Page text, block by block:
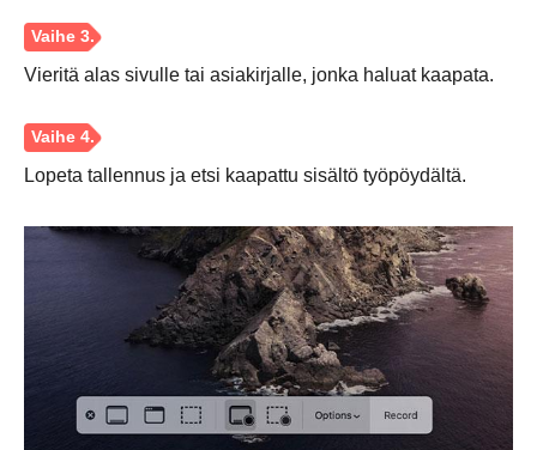
Vieritä alas sivulle tai asiakirjalle, jonka haluat kaapata.
Lopeta tallennus ja etsi kaapattu sisältö työpöydältä.